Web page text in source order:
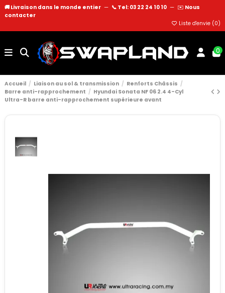
🚚 Livraison dans le monde entier — 📞 Tel: 03 22 24 10 10 — ✉️ Nous
contacter
Liste d'envie (0)
0
Accueil Liaison au sol & transmission
Renforts Châssis
Barre anti-rapprochement
Hyundai Sonata NF 06 2.4 4-Cyl
Ultra-R barre anti-rapprochement supérieure avant